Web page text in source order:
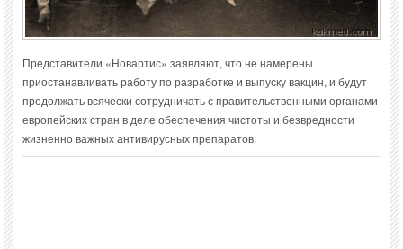
Представители «Новартис» заявляют, что не намерены
приостанавливать работу по разработке и выпуску вакцин, и будут
продолжать всячески сотрудничать с правительственными органами
европейских стран в деле обеспечения чистоты и безвредности
жизненно важных антивирусных препаратов.